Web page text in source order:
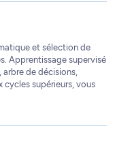
et sélection de
Apprentissage supervisé
de décisions,
cycles supérieurs, vous